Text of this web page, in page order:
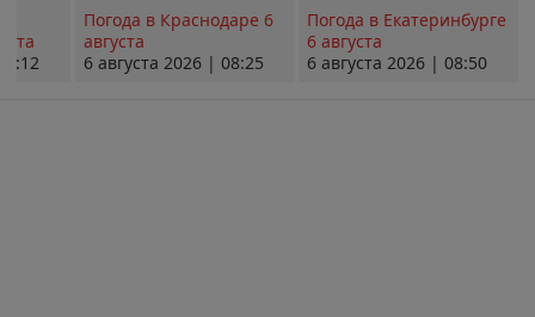
Погода в Краснодаре 6
августа
6 августа 2026 | 08:25
Погода в Екатеринбурге
6 августа
6 августа 2026 | 08:50